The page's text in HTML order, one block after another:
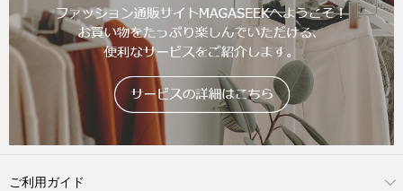
ご利用ガイド